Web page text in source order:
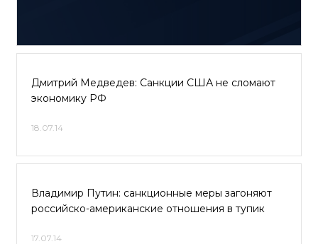
Дмитрий Медведев: Санкции США не сломают
экономику РФ
18.07.14
Владимир Путин: санкционные меры загоняют
российско-американские отношения в тупик
17.07.14